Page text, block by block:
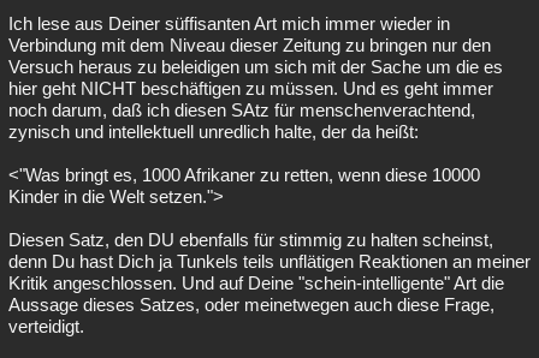
Ich lese aus Deiner süffisanten Art mich immer wieder in
Verbindung mit dem Niveau dieser Zeitung zu bringen nur den
Versuch heraus zu beleidigen um sich mit der Sache um die es
hier geht NICHT beschäftigen zu müssen. Und es geht immer
noch darum, daß ich diesen SAtz für menschenverachtend,
zynisch und intellektuell unredlich halte, der da heißt:
<"Was bringt es, 1000 Afrikaner zu retten, wenn diese 10000
Kinder in die Welt setzen.">
Diesen Satz, den DU ebenfalls für stimmig zu halten scheinst,
denn Du hast Dich ja Tunkels teils unflätigen Reaktionen an meiner
Kritik angeschlossen. Und auf Deine "schein-intelligente" Art die
Aussage dieses Satzes, oder meinetwegen auch diese Frage,
verteidigt.